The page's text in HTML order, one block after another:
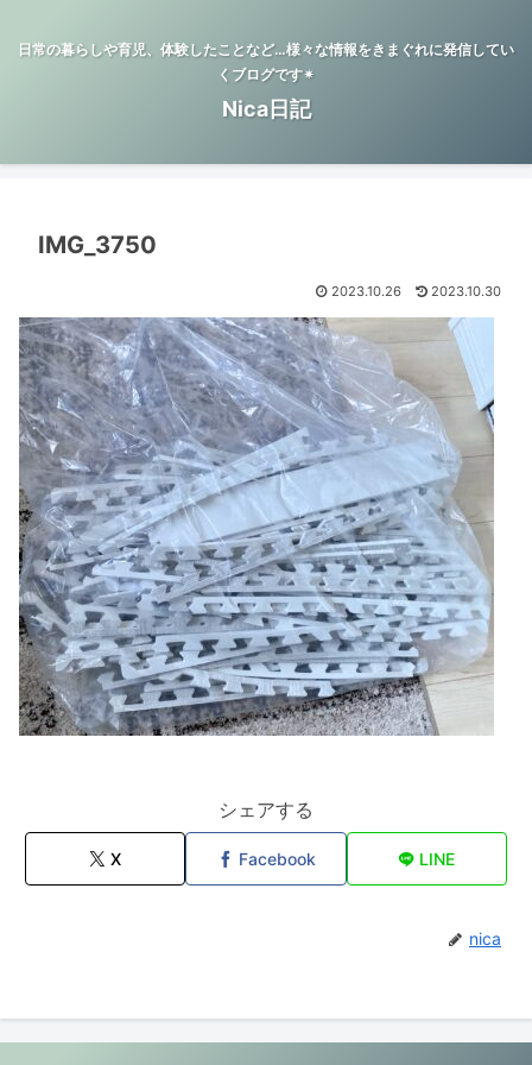
日常の暮らしや育児、体験したことなど…様々な情報をきまぐれに発信してい
くブログです✴︎
Nica日記
IMG_3750
2023.10.26 2023.10.30
シェアする
X Facebook LINE
nica